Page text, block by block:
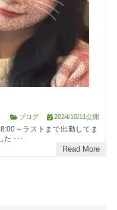
ブログ 2024/10/11公開
～ラストまで出勤してま
た ･･･
Read More